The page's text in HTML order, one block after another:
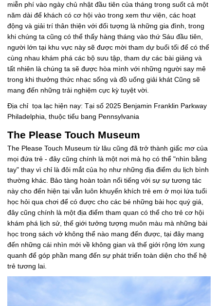
miễn phí vào ngày chủ nhật đầu tiên của tháng trong suốt cả một
năm dài để khách có cơ hội vào trong xem thư viện, các hoạt
động và giải trí thân thiện với đối tượng là những gia đình, trong
khi chúng ta cũng có thể thấy hàng tháng vào thứ Sáu đầu tiên,
người lớn tại khu vực này sẽ được mời tham dự buổi tối để có thể
cùng nhau khám phá các bộ sưu tập, tham dự các bài giảng và
tất nhiên là chúng ta sẽ được hòa mình với những người say mê
trong khi thưởng thức nhạc sống và đồ uống giải khát Cũng sẽ
mang đến những trải nghiệm cực kỳ tuyệt vời.
Địa chỉ tọa lạc hiện nay: Tại số 2025 Benjamin Franklin Parkway
Philadelphia, thuộc tiểu bang Pennsylvania
The Please Touch Museum
The Please Touch Museum từ lâu cũng đã trở thành giấc mơ của
mọi đứa trẻ - đây cũng chính là một nơi mà họ có thể "nhìn bằng
tay" thay vì chỉ là đôi mắt của họ như những địa điểm du lịch bình
thường khác. Bảo tàng hoàn toàn nổi tiếng với sự sự tương tác
này cho đến hiện tại vẫn luôn khuyến khích trẻ em ở mọi lứa tuổi
học hỏi qua chơi để có được cho các bé những bài học quý giá,
đây cũng chính là một địa điểm tham quan có thể cho trẻ cơ hội
khám phá lịch sử, thế giới tưởng tượng muôn màu mà những bài
học trong sách vở không thể nào mang đến được, tại đây mang
đến những cái nhìn mới về không gian và thế giới rộng lớn xung
quanh để góp phần mang đến sự phát triển toàn diện cho thế hệ
trẻ tương lai.